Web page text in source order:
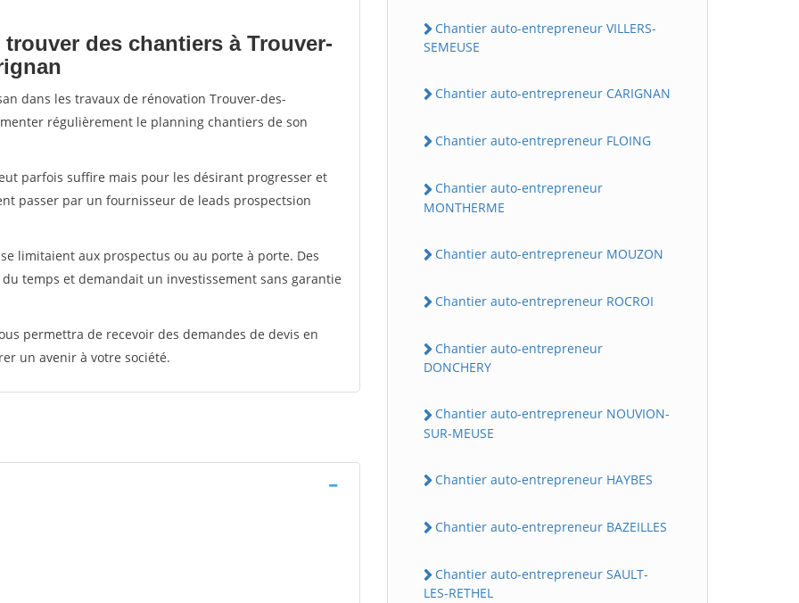
des chantiers à Trouver-
dans les travaux de rénovation Trouver-des-
régulièrement le planning chantiers de son
parfois suffire mais pour les désirant progresser et
passer par un fournisseur de leads prospectsion
limitaient aux prospectus ou au porte à porte. Des
temps et demandait un investissement sans garantie
permettra de recevoir des demandes de devis en
un avenir à votre société.
Chantier auto-entrepreneur VILLERS-
SEMEUSE
Chantier auto-entrepreneur CARIGNAN
Chantier auto-entrepreneur FLOING
Chantier auto-entrepreneur
MONTHERME
Chantier auto-entrepreneur MOUZON
Chantier auto-entrepreneur ROCROI
Chantier auto-entrepreneur
DONCHERY
Chantier auto-entrepreneur NOUVION-
SUR-MEUSE
Chantier auto-entrepreneur HAYBES
Chantier auto-entrepreneur BAZEILLES
Chantier auto-entrepreneur SAULT-
LES-RETHEL